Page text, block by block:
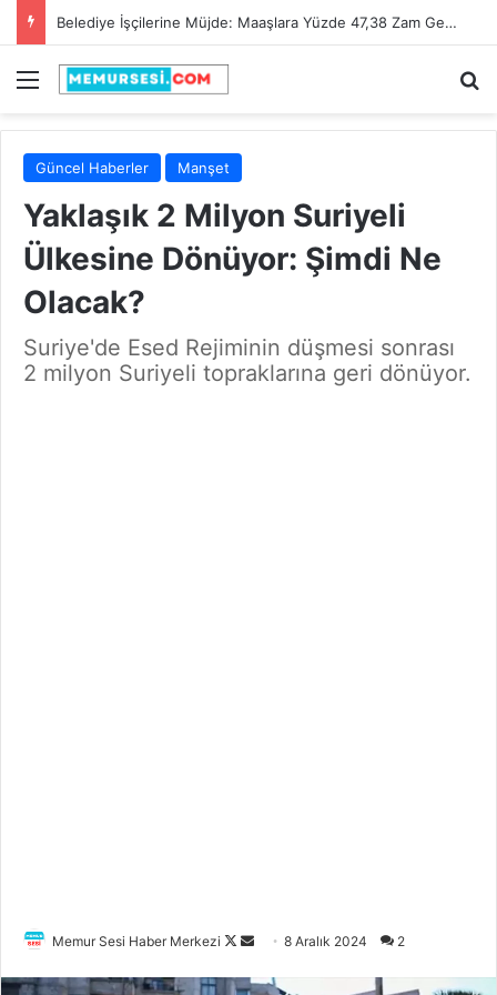
Belediye İşçilerine Müjde: Maaşlara Yüzde 47,38 Zam Geldi!
Menü
Güncel Haberler Manşet
Yaklaşık 2 Milyon Suriyeli
Ülkesine Dönüyor: Şimdi Ne
Olacak?
Suriye'de Esed Rejiminin düşmesi sonrası
2 milyon Suriyeli topraklarına geri dönüyor.
Memur Sesi Haber Merkezi
F
8 Aralık 2024 2